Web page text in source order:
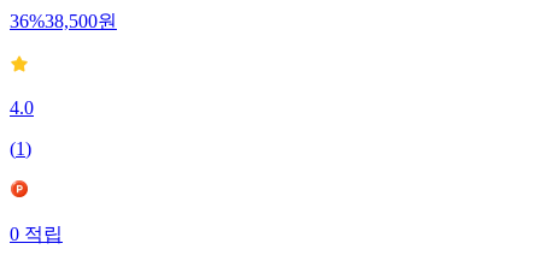
36%38,500원
4.0
(1)
0적립